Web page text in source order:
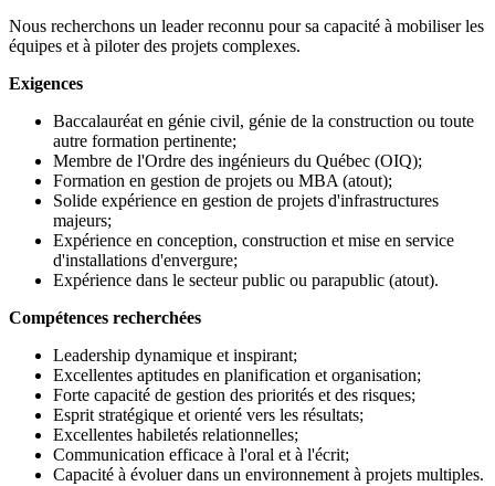
Nous recherchons un leader reconnu pour sa capacité à mobiliser les
équipes et à piloter des projets complexes.
Exigences
Baccalauréat en génie civil, génie de la construction ou toute
autre formation pertinente;
Membre de l'Ordre des ingénieurs du Québec (OIQ);
Formation en gestion de projets ou MBA (atout);
Solide expérience en gestion de projets d'infrastructures
majeurs;
Expérience en conception, construction et mise en service
d'installations d'envergure;
Expérience dans le secteur public ou parapublic (atout).
Compétences recherchées
Leadership dynamique et inspirant;
Excellentes aptitudes en planification et organisation;
Forte capacité de gestion des priorités et des risques;
Esprit stratégique et orienté vers les résultats;
Excellentes habiletés relationnelles;
Communication efficace à l'oral et à l'écrit;
Capacité à évoluer dans un environnement à projets multiples.